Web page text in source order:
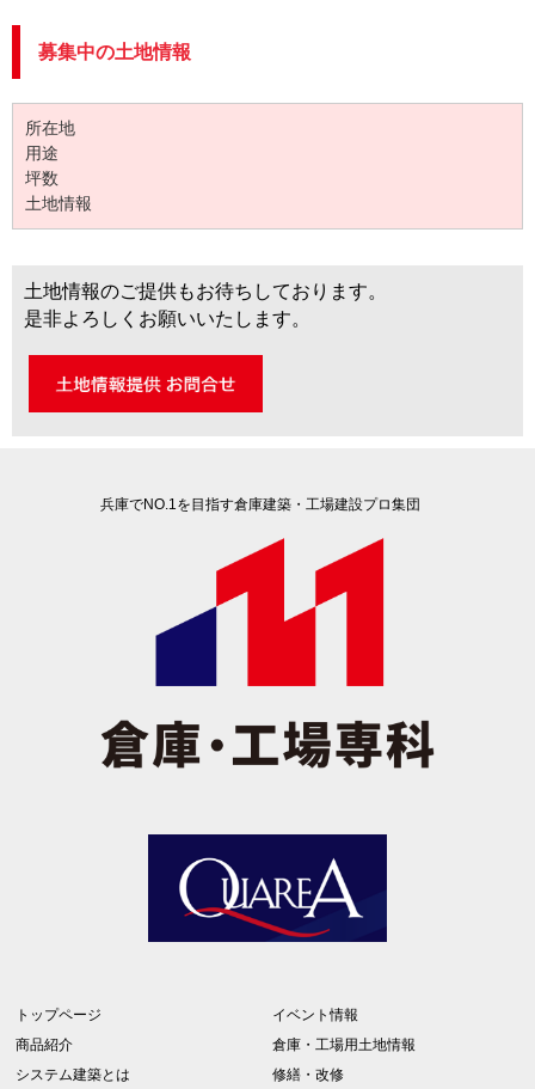
募集中の土地情報
所在地
用途
坪数
土地情報
土地情報のご提供もお待ちしております。
是非よろしくお願いいたします。
兵庫でNO.1を目指す倉庫建築・工場建設プロ集団
トップページ
商品紹介
システム建築とは
イベント情報
倉庫・工場用土地情報
修繕・改修